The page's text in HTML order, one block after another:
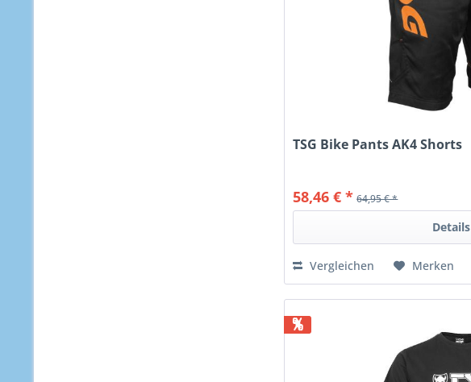
TSG Bike Pants AK4 Shorts
58,46 € * 64,95 € *
Details
Vergleichen Merken
%